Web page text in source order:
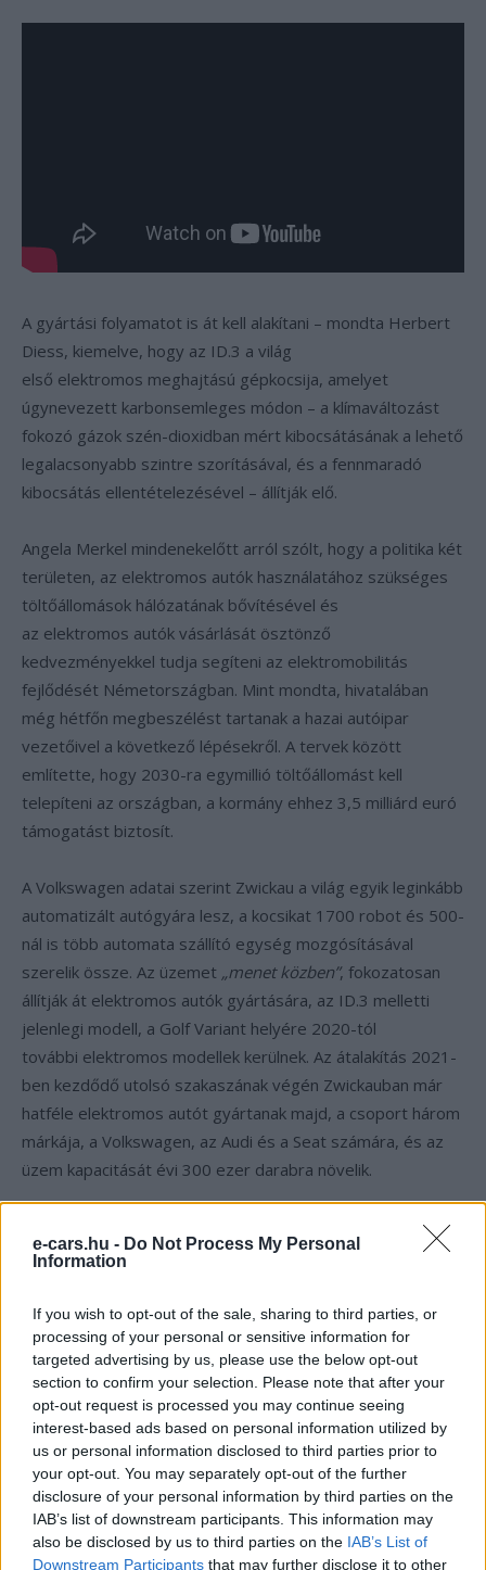
e-cars.hu - Do Not Process My Personal
Information
If you wish to opt-out of the sale, sharing to third parties, or
processing of your personal or sensitive information for
targeted advertising by us, please use the below opt-out
section to confirm your selection. Please note that after your
opt-out request is processed you may continue seeing
interest-based ads based on personal information utilized by
us or personal information disclosed to third parties prior to
your opt-out. You may separately opt-out of the further
disclosure of your personal information by third parties on the
IAB’s list of downstream participants. This information may
also be disclosed by us to third parties on the IAB’s List of
Downstream Participants that may further disclose it to other
A gyártási folyamatot is át kell alakítani – mondta Herbert
Diess, kiemelve, hogy az ID.3 a világ
első elektromos meghajtású gépkocsija, amelyet
úgynevezett karbonsemleges módon – a klímaváltozást
fokozó gázok szén-dioxidban mért kibocsátásának a lehető
legalacsonyabb szintre szorításával, és a fennmaradó
kibocsátás ellentételezésével – állítják elő.
Angela Merkel mindenekelőtt arról szólt, hogy a politika két
területen, az elektromos autók használatához szükséges
töltőállomások hálózatának bővítésével és
az elektromos autók vásárlását ösztönző
kedvezményekkel tudja segíteni az elektromobilitás
fejlődését Németországban. Mint mondta, hivatalában
még hétfőn megbeszélést tartanak a hazai autóipar
vezetőivel a következő lépésekről. A tervek között
említette, hogy 2030-ra egymillió töltőállomást kell
telepíteni az országban, a kormány ehhez 3,5 milliárd euró
támogatást biztosít.
A Volkswagen adatai szerint Zwickau a világ egyik leginkább
automatizált autógyára lesz, a kocsikat 1700 robot és 500-
nál is több automata szállító egység mozgósításával
szerelik össze. Az üzemet „menet közben”, fokozatosan
állítják át elektromos autók gyártására, az ID.3 melletti
jelenlegi modell, a Golf Variant helyére 2020-tól
további elektromos modellek kerülnek. Az átalakítás 2021-
ben kezdődő utolsó szakaszának végén Zwickauban már
hatféle elektromos autót gyártanak majd, a csoport három
márkája, a Volkswagen, az Audi és a Seat számára, és az
üzem kapacitását évi 300 ezer darabra növelik.
Az ID.3 mindennapos használatra szánt, kompakt autó,
alaptípusa egy 45 kilowattóra teljesítményű akkumulátorral
megtenni, ára 30 ezer euró körül lesz, Európában még
nincs kereskedelmi forgalomban.